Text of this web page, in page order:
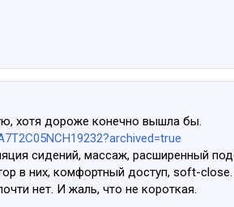
хотя дороже конечно вышла бы.
сидений, массаж, расширенный
в них, комфортный доступ, soft-close.
нет. И жаль, что не короткая.